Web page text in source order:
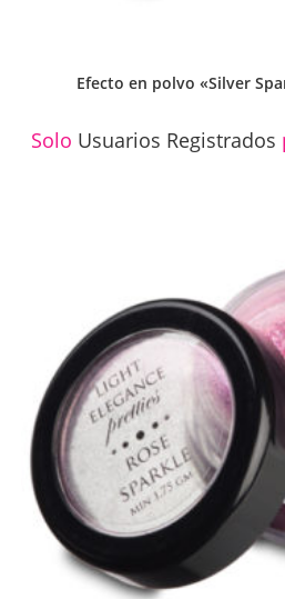
Efecto en polvo «Silver
Solo Usuarios Registrados